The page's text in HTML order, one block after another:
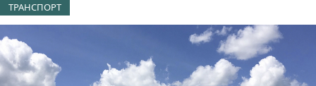
ТРАНСПОРТ